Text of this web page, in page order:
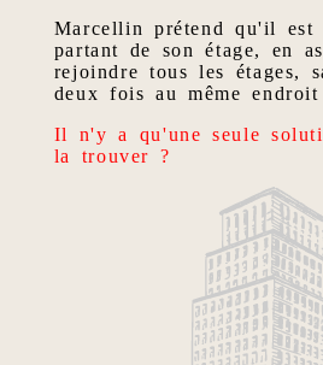
Marcellin prétend qu'il est
partant de son étage, en
rejoindre tous les étages,
deux fois au même
Il n'y a qu'une seule
la trouver ?